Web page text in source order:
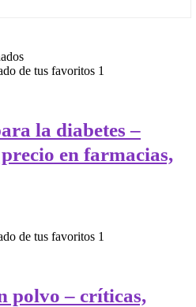
de tus favoritos 1
la diabetes –
en farmacias,
de tus favoritos 1
polvo – críticas,